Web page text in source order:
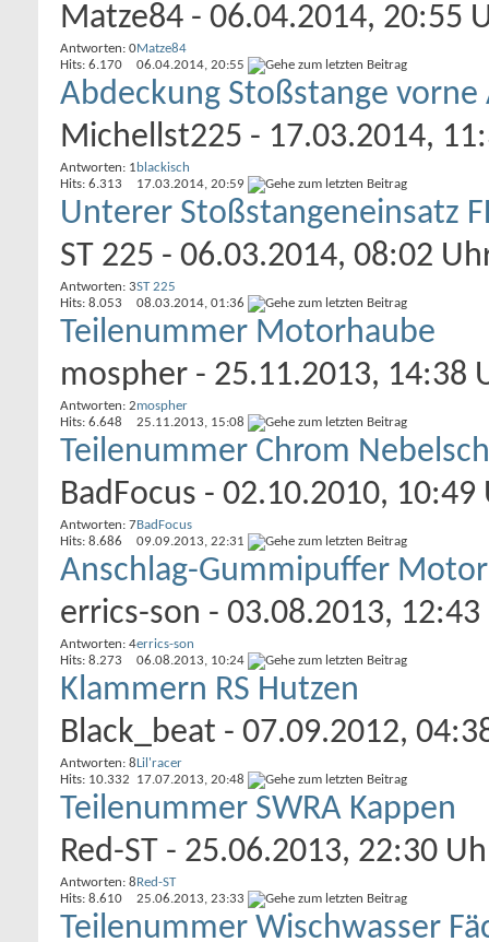
Matze84 - 06.04.2014, 20:55
Antworten: 0
Hits: 6.170
Matze84
06.04.2014, 20:55
Abdeckung Stoßstange
Michellst225 - 17.03.2014,
Antworten: 1
Hits: 6.313
blackisch
17.03.2014, 20:59
Unterer Stoßstangeneinsatz
ST 225 - 06.03.2014, 08:02
Antworten: 3
Hits: 8.053
ST 225
08.03.2014, 01:36
Teilenummer Motorhaube
mospher - 25.11.2013, 14:38
Antworten: 2
Hits: 6.648
mospher
25.11.2013, 15:08
Teilenummer Chrom
BadFocus - 02.10.2010, 10:49
Antworten: 7
Hits: 8.686
BadFocus
09.09.2013, 22:31
Anschlag-Gummipuffer
errics-son - 03.08.2013,
Antworten: 4
Hits: 8.273
errics-son
06.08.2013, 10:24
Klammern RS Hutzen
Black_beat - 07.09.2012,
Antworten: 8
Hits: 10.332
Lil'racer
17.07.2013, 20:48
Teilenummer SWRA Kappen
Red-ST - 25.06.2013, 22:30
Antworten: 8
Hits: 8.610
Red-ST
25.06.2013, 23:33
Teilenummer Wischwasser